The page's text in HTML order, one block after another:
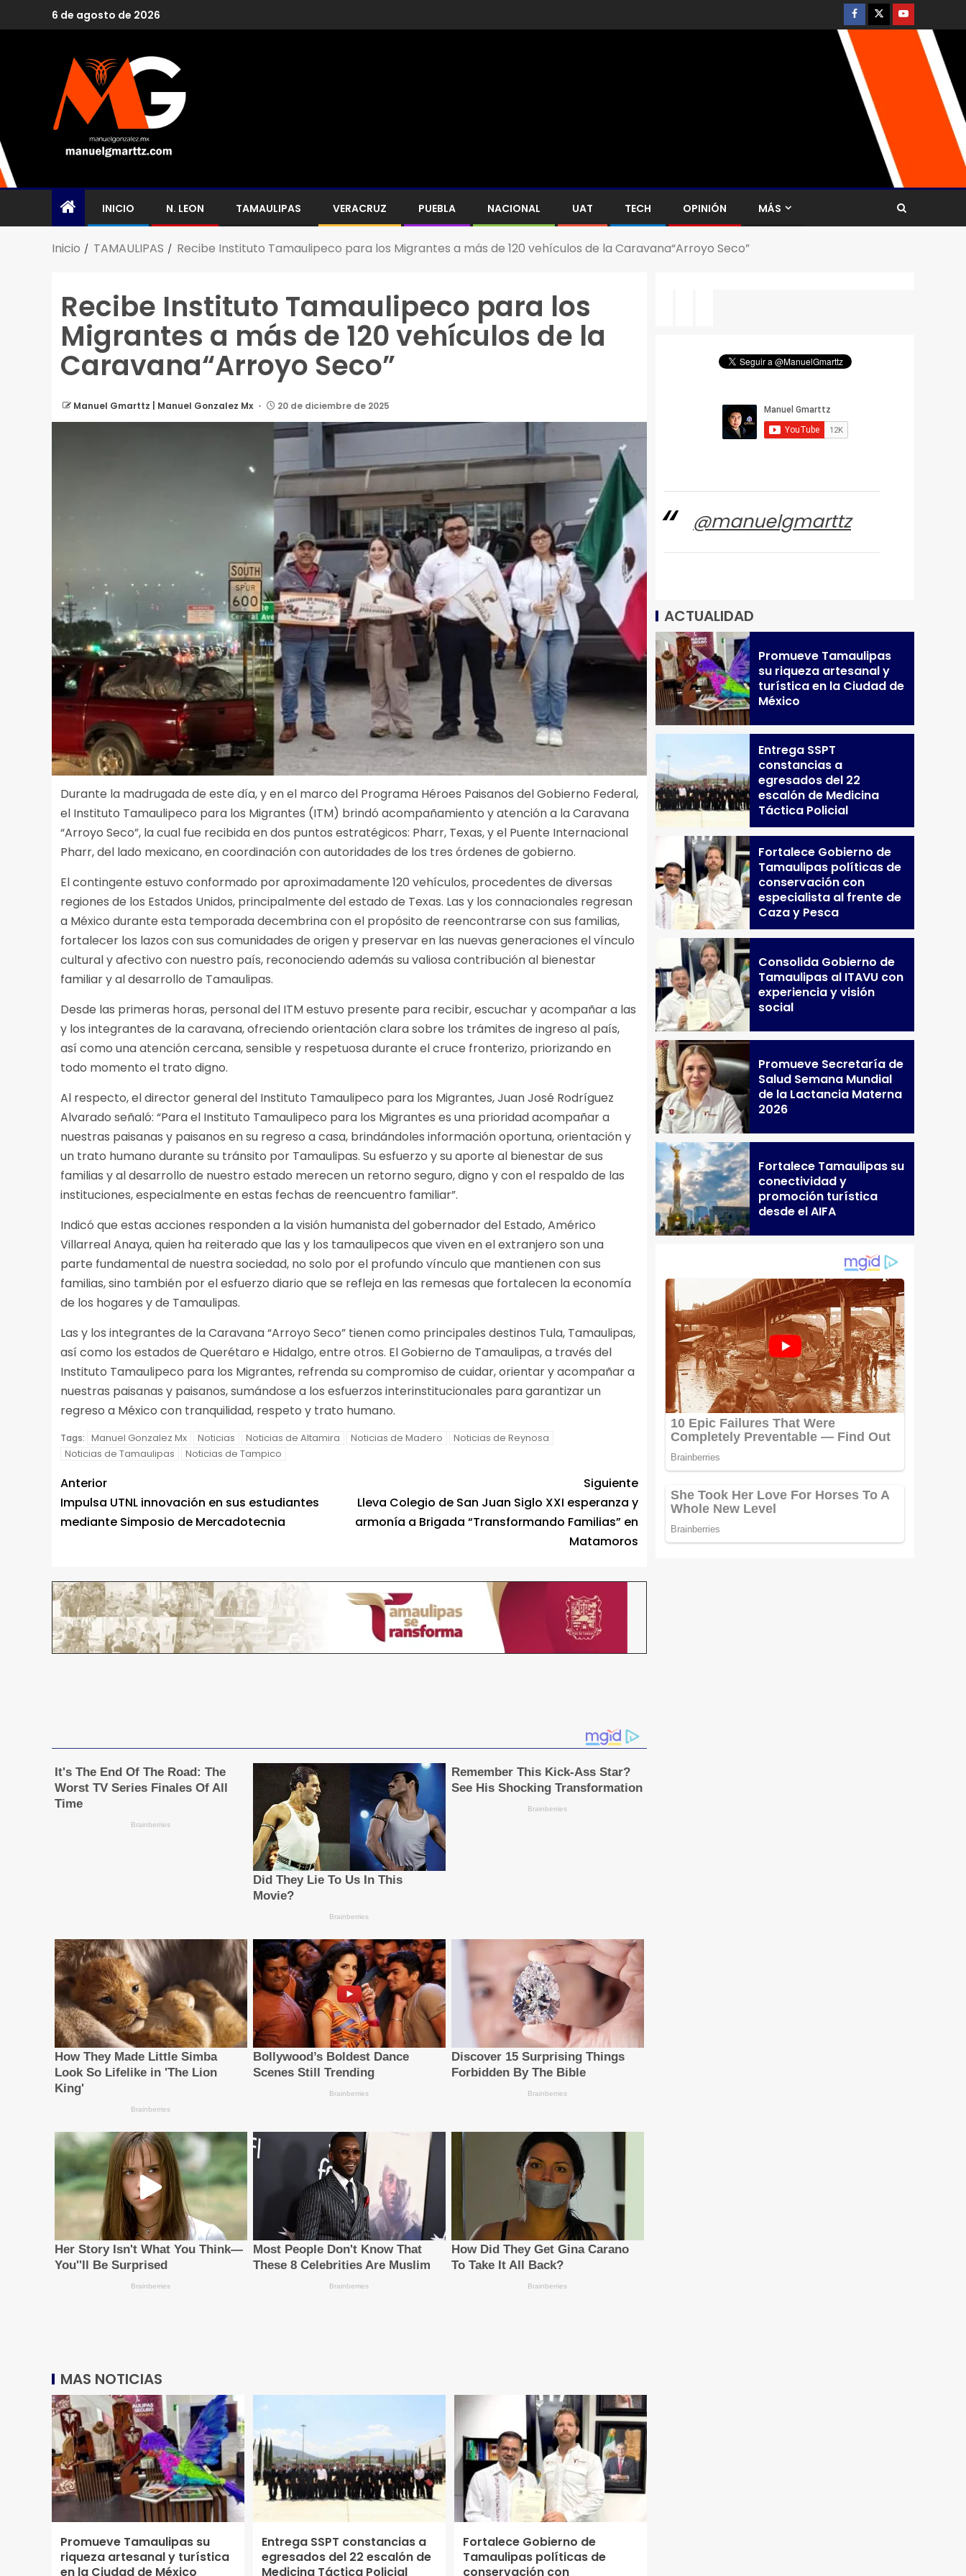
6 de agosto de 2026
INICIO N. LEON TAMAULIPAS VERACRUZ PUEBLA NACIONAL UAT TECH OPINIÓN MÁS
Inicio TAMAULIPAS Recibe Instituto Tamaulipeco para los Migrantes a más de 120 vehículos de la Caravana“Arroyo Seco”
Recibe Instituto Tamaulipeco para los
Migrantes a más de 120 vehículos de la
Caravana“Arroyo Seco”
Manuel Gmarttz | Manuel Gonzalez Mx 20 de diciembre de 2025
Durante la madrugada de este día, y en el marco del Programa Héroes Paisanos del Gobierno Federal,
el Instituto Tamaulipeco para los Migrantes (ITM) brindó acompañamiento y atención a la Caravana
“Arroyo Seco”, la cual fue recibida en dos puntos estratégicos: Pharr, Texas, y el Puente Internacional
Pharr, del lado mexicano, en coordinación con autoridades de los tres órdenes de gobierno.
El contingente estuvo conformado por aproximadamente 120 vehículos, procedentes de diversas
regiones de los Estados Unidos, principalmente del estado de Texas. Las y los connacionales regresan
a México durante esta temporada decembrina con el propósito de reencontrarse con sus familias,
fortalecer los lazos con sus comunidades de origen y preservar en las nuevas generaciones el vínculo
cultural y afectivo con nuestro país, reconociendo además su valiosa contribución al bienestar
familiar y al desarrollo de Tamaulipas.
Desde las primeras horas, personal del ITM estuvo presente para recibir, escuchar y acompañar a las
y los integrantes de la caravana, ofreciendo orientación clara sobre los trámites de ingreso al país,
así como una atención cercana, sensible y respetuosa durante el cruce fronterizo, priorizando en
todo momento el trato digno.
Al respecto, el director general del Instituto Tamaulipeco para los Migrantes, Juan José Rodríguez
Alvarado señaló: “Para el Instituto Tamaulipeco para los Migrantes es una prioridad acompañar a
nuestras paisanas y paisanos en su regreso a casa, brindándoles información oportuna, orientación y
un trato humano durante su tránsito por Tamaulipas. Su esfuerzo y su aporte al bienestar de sus
familias y al desarrollo de nuestro estado merecen un retorno seguro, digno y con el respaldo de las
instituciones, especialmente en estas fechas de reencuentro familiar”.
Indicó que estas acciones responden a la visión humanista del gobernador del Estado, Américo
Villarreal Anaya, quien ha reiterado que las y los tamaulipecos que viven en el extranjero son una
parte fundamental de nuestra sociedad, no solo por el profundo vínculo que mantienen con sus
familias, sino también por el esfuerzo diario que se refleja en las remesas que fortalecen la economía
de los hogares y de Tamaulipas.
Las y los integrantes de la Caravana “Arroyo Seco” tienen como principales destinos Tula, Tamaulipas,
así como los estados de Querétaro e Hidalgo, entre otros. El Gobierno de Tamaulipas, a través del
Instituto Tamaulipeco para los Migrantes, refrenda su compromiso de cuidar, orientar y acompañar a
nuestras paisanas y paisanos, sumándose a los esfuerzos interinstitucionales para garantizar un
regreso a México con tranquilidad, respeto y trato humano.
Tags: Manuel Gonzalez Mx Noticias Noticias de Altamira Noticias de Madero
Noticias de Reynosa
Noticias de Tamaulipas
Noticias de Tampico
Anterior
Impulsa UTNL innovación en sus estudiantes
mediante Simposio de Mercadotecnia
Siguiente
Lleva Colegio de San Juan Siglo XXI esperanza y
armonía a Brigada “Transformando Familias” en
Matamoros
MAS NOTICIAS
Promueve Tamaulipas su
riqueza artesanal y turística
en la Ciudad de México
Entrega SSPT constancias a
egresados del 22 escalón de
Medicina Táctica Policial
Fortalece Gobierno de
Tamaulipas políticas de
conservación con
@manuelgmarttz
ACTUALIDAD
Promueve Tamaulipas
su riqueza artesanal y
turística en la Ciudad de
México
Entrega SSPT
constancias a
egresados del 22
escalón de Medicina
Táctica Policial
Fortalece Gobierno de
Tamaulipas políticas de
conservación con
especialista al frente de
Caza y Pesca
Consolida Gobierno de
Tamaulipas al ITAVU con
experiencia y visión
social
Promueve Secretaría de
Salud Semana Mundial
de la Lactancia Materna
2026
Fortalece Tamaulipas su
conectividad y
promoción turística
desde el AIFA